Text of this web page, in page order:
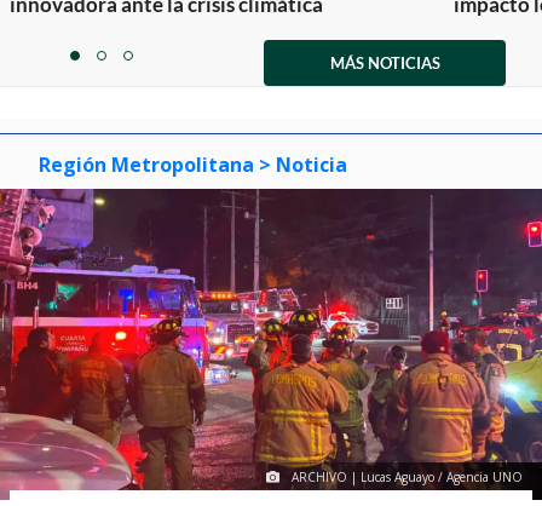
itemitemitem
MÁS NOTICIAS
Región Metropolitana > Noticia
ARCHIVO | Lucas Aguayo / Agencia UNO